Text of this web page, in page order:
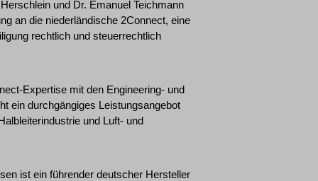
und Dr. Emanuel Teichmann
an die niederländische 2Connect, eine
rechtlich und steuerrechtlich
Expertise mit den Engineering- und
ein durchgängiges Leistungsangebot
und Luft- und
ist ein führender deutscher Hersteller